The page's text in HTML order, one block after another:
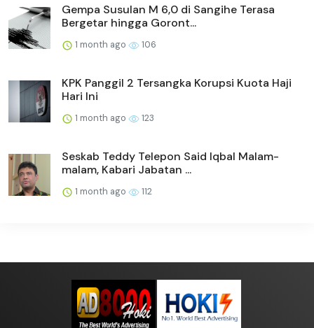
Gempa Susulan M 6,0 di Sangihe Terasa
Bergetar hingga Goront...
1 month ago 106
KPK Panggil 2 Tersangka Korupsi Kuota Haji
Hari Ini
1 month ago 123
Seskab Teddy Telepon Said Iqbal Malam-
malam, Kabari Jabatan ...
1 month ago 112